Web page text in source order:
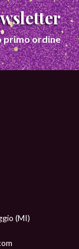
primo ordine
(MI)